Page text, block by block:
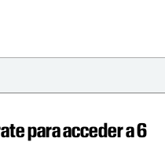
para acceder a 6